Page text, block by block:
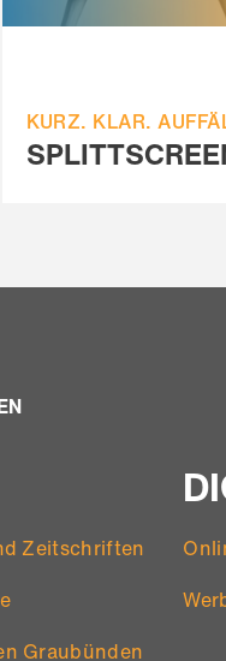
KURZ. KLAR.
Zeitschriften
Graubünden